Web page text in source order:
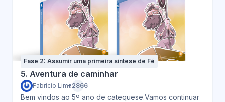
Fase 2: Assumir uma primeira síntese de Fé
5. Aventura de caminhar
Fabricio Lima+2866
Bem vindos ao 5º ano de catequese.Vamos continuar